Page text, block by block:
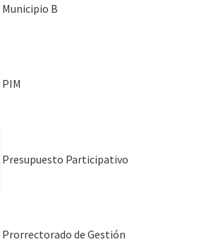
Municipio B
PIM
Presupuesto Participativo
Prorrectorado de Gestión